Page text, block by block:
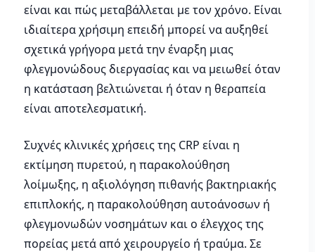
είναι και πώς μεταβάλλεται με τον χρόνο. Είναι
ιδιαίτερα χρήσιμη επειδή μπορεί να αυξηθεί
σχετικά γρήγορα μετά την έναρξη μιας
φλεγμονώδους διεργασίας και να μειωθεί όταν
η κατάσταση βελτιώνεται ή όταν η θεραπεία
είναι αποτελεσματική.
Συχνές κλινικές χρήσεις της CRP είναι η
εκτίμηση πυρετού, η παρακολούθηση
λοίμωξης, η αξιολόγηση πιθανής βακτηριακής
επιπλοκής, η παρακολούθηση αυτοάνοσων ή
φλεγμονωδών νοσημάτων και ο έλεγχος της
πορείας μετά από χειρουργείο ή τραύμα. Σε